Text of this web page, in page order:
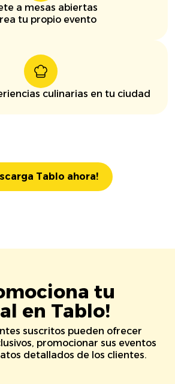
a mesas abiertas
tu propio evento
culinarias en tu ciudad
Tablo ahora!
tu
en Tablo!
suscritos pueden ofrecer
promocionar sus eventos
detallados de los clientes.